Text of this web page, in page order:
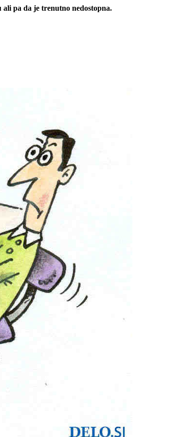
pa da je trenutno nedostopna.